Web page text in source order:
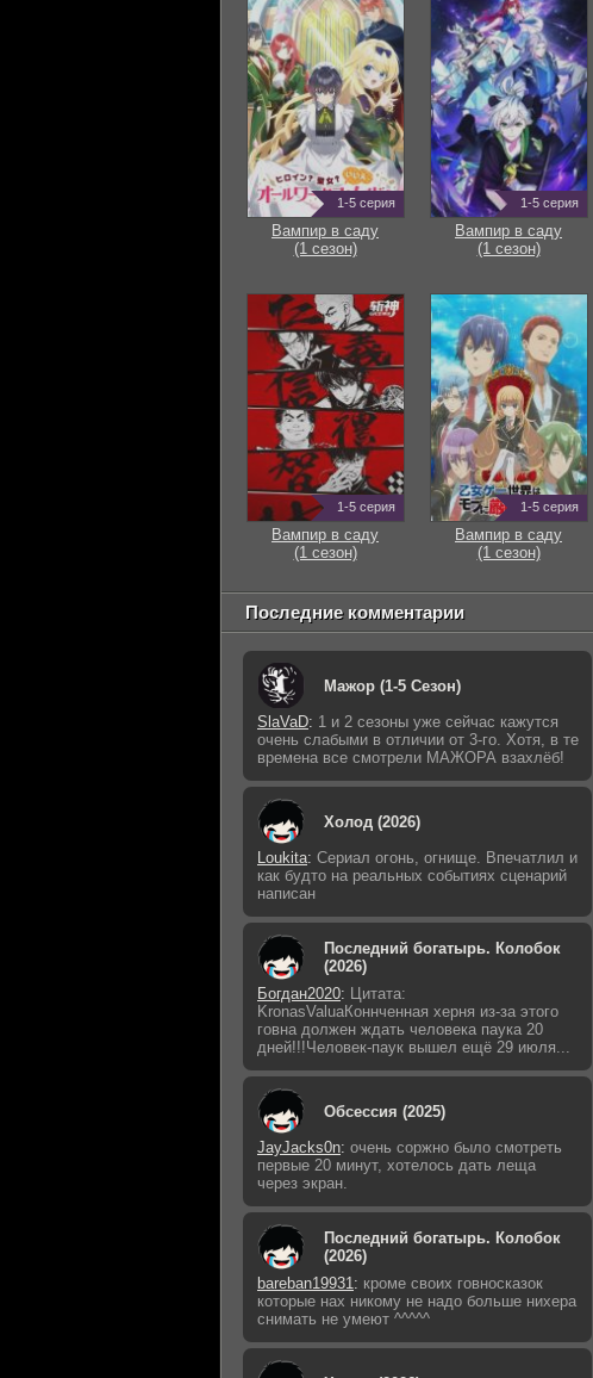
1-5 серия
Вампир в саду
(1 сезон)
1-5 серия
Вампир в саду
(1 сезон)
1-5 серия
Вампир в саду
(1 сезон)
1-5 серия
Вампир в саду
(1 сезон)
Последние комментарии
Мажор (1-5 Сезон)
SlaVaD: 1 и 2 сезоны уже сейчас кажутся
очень слабыми в отличии от 3-го. Хотя, в те
времена все смотрели МАЖОРА взахлёб!
Холод (2026)
Loukita: Сериал огонь, огнище. Впечатлил и
как будто на реальных событиях сценарий
написан
Последний богатырь. Колобок
(2026)
Богдан2020: Цитата:
KronasValuaКоннченная херня из-за этого
говна должен ждать человека паука 20
дней!!!Человек-паук вышел ещё 29 июля...
Обсессия (2025)
JayJacks0n: очень соржно было смотреть
первые 20 минут, хотелось дать леща
через экран.
Последний богатырь. Колобок
(2026)
bareban19931: кроме своих говносказок
которые нах никому не надо больше нихера
снимать не умеют ^^^^^